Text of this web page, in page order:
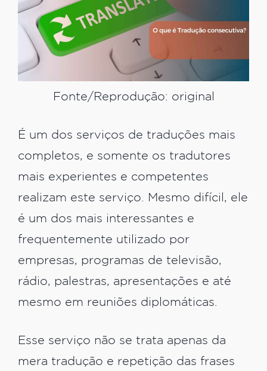
Fonte/Reprodução: original
É um dos serviços de traduções mais
completos, e somente os tradutores
mais experientes e competentes
realizam este serviço. Mesmo difícil, ele
é um dos mais interessantes e
frequentemente utilizado por
empresas, programas de televisão,
rádio, palestras, apresentações e até
mesmo em reuniões diplomáticas.
Esse serviço não se trata apenas da
mera tradução e repetição das frases